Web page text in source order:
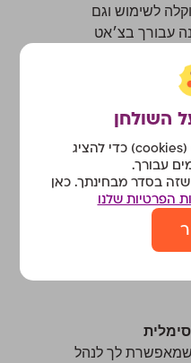
לשימוש וגם
עבורך בצ׳אט
ה-1 בשביעות רצון מבין החברות
להקדים
עם מורנינג
העסקים הבא,
המזומנים שלך.
פתרונות פיננסים
לך לנהל
השולחן
אנחנו משתמשים בעוגיות (cookies) כדי להציג
עבורך.
בסדר מבחינתך. כאן
הפרטיות שלנו